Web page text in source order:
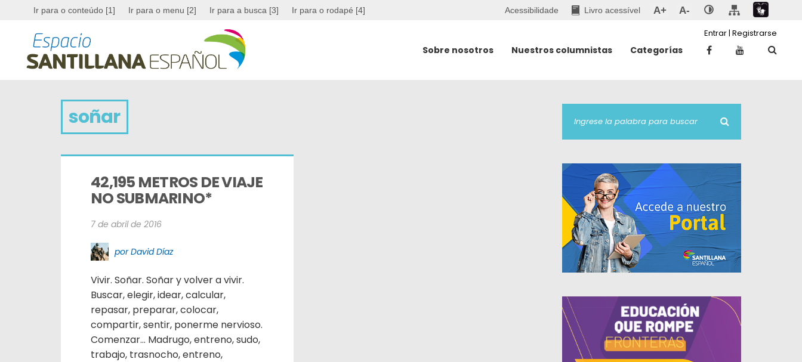
Ir para o conteúdo [1] Ir para o menu [2] Ir para a busca [3] Ir para o rodapé [4] Acessibilidade Livro acessível A+ A-
Sobre nosotros Nuestros columnistas Categorías
Entrar| Registrarse
soñar
42,195 METROS DE VIAJE
NO SUBMARINO*
7 de abril de 2016
por David Díaz
Vivir. Soñar. Soñar y volver a vivir.
Buscar, elegir, idear, calcular,
repasar, preparar, colocar,
compartir, sentir, ponerme nervioso.
Comenzar… Madrugo, entreno, sudo,
trabajo, trasnocho, entreno,